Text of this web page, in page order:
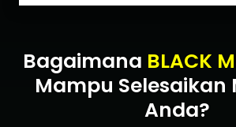
Bagaimana BLACK
Mampu Selesaikan
Anda?